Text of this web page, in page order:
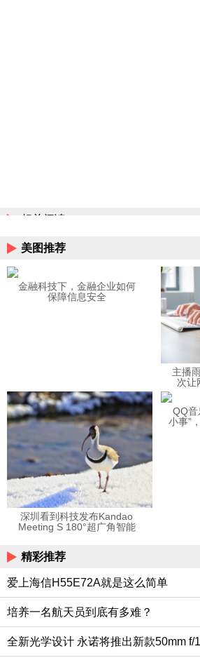
相关阅读
美图推荐
金融科技下，金融企业如何
保障信息安全
主播
次让
深圳看到科技发布Kandao
Meeting S 180°超广角智能
QQ音
小事”
精彩推荐
爱上海信H55E72A就是这么简单
培养一名航天员到底有多难？
全新光学设计 永诺将推出新款50mm f/